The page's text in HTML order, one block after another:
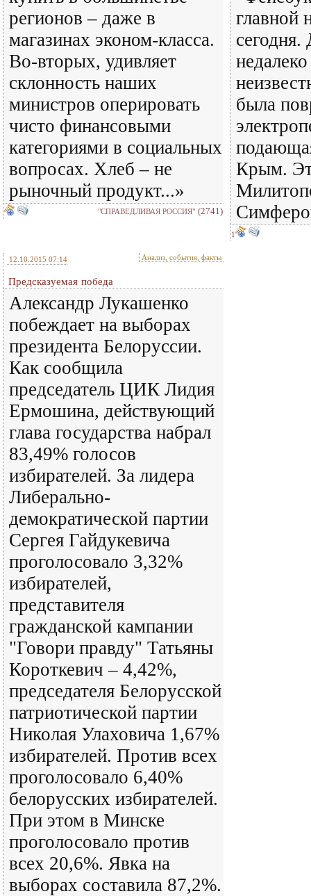
регионов – даже в
магазинах эконом-класса.
Во-вторых, удивляет
склонность наших
министров оперировать
чисто финансовыми
категориями в социальных
вопросах. Хлеб – не
рыночный продукт...»
"СПРАВЕДЛИВАЯ РОССИЯ" (2741)
главной
сегодня.
была
Крым.
1
12.10.2015 07:14 Анализ, события, факты
Предсказуемая победа
Александр Лукашенко
побеждает на выборах
президента Белоруссии.
Как сообщила
председатель ЦИК Лидия
Ермошина, действующий
глава государства набрал
83,49% голосов
избирателей. За лидера
Либерально-
демократической партии
Сергея Гайдукевича
проголосовало 3,32%
избирателей,
представителя
гражданской кампании
"Говори правду" Татьяны
Короткевич – 4,42%,
председателя Белорусской
патриотической партии
Николая Улаховича 1,67%
избирателей. Против всех
проголосовало 6,40%
белорусских избирателей.
При этом в Минске
проголосовало против
всех 20,6%. Явка на
выборах составила 87,2%.